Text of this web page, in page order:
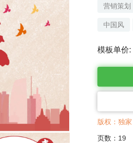
营销策划
中国风
模板单价:
版权： 独家
页数： 19